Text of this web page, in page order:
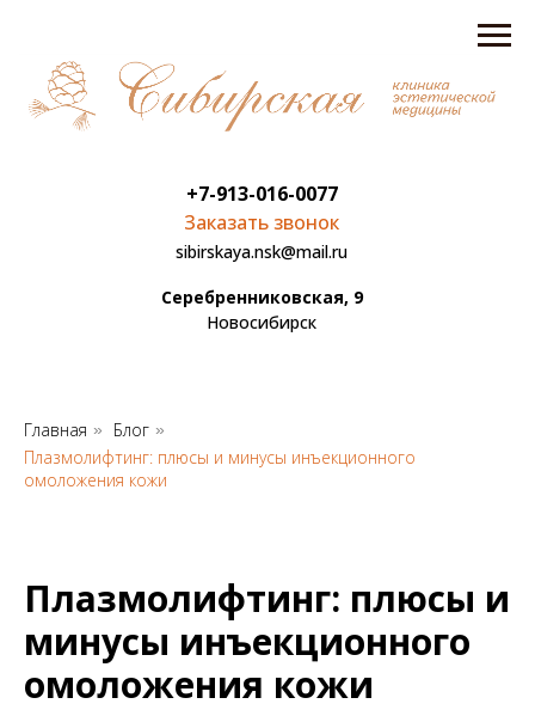
+7-913-016-0077
Заказать звонок
sibirskaya.nsk@mail.ru
Серебренниковская, 9
Новосибирск
Главная » Блог »
Плазмолифтинг: плюсы и минусы инъекционного
омоложения кожи
Плазмолифтинг: плюсы и
минусы инъекционного
омоложения кожи